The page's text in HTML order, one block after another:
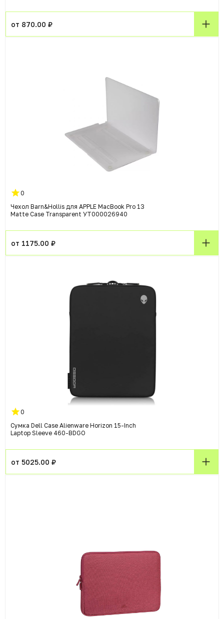
от 870.00 ₽
0
Чехол Barn&Hollis для APPLE MacBook Pro 13
Matte Case Transparent УТ000026940
от 1175.00 ₽
0
Сумка Dell Case Alienware Horizon 15-Inch
Laptop Sleeve 460-BDGO
от 5025.00 ₽